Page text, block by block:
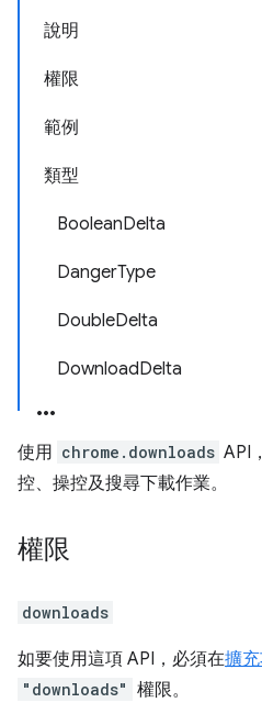
說明
權限
範例
類型
BooleanDelta
DangerType
DoubleDelta
DownloadDelta
使用 chrome.downloads API
控、操控及搜尋下載作業。
權限
downloads
如要使用這項 API，必須在擴
"downloads" 權限。